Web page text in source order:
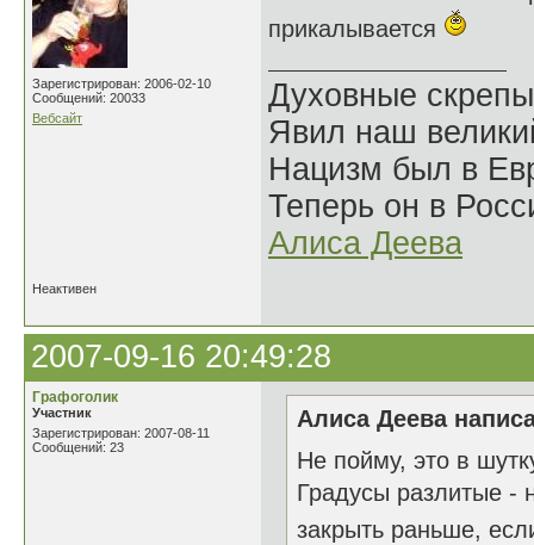
Зарегистрирован: 2006-02-10
Сообщений: 20033
Вебсайт
прикалывается
Духовные
Явил наш
Нацизм был в
Теперь он в
Алиса Деева
Неактивен
2007-09-16 20:49:28
Графоголик
Участник
Зарегистрирован: 2007-08-11
Сообщений: 23
Алиса Деева
Не пойму, это в
Градусы разлитые -
закрыть раньше,